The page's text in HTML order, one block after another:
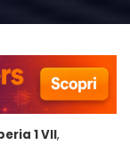
1 VII,